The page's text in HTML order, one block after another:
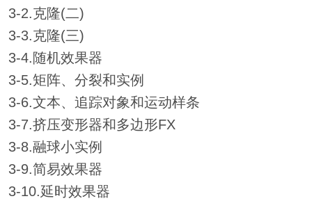
3-2.克隆(二)
3-3.克隆(三)
3-4.随机效果器
3-5.矩阵、分裂和实例
3-6.文本、追踪对象和运动样条
3-7.挤压变形器和多边形FX
3-8.融球小实例
3-9.简易效果器
3-10.延时效果器